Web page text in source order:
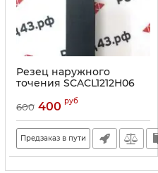
Резец наружного
точения SCACL1212H06
600 400 руб
Предзаказ в пути